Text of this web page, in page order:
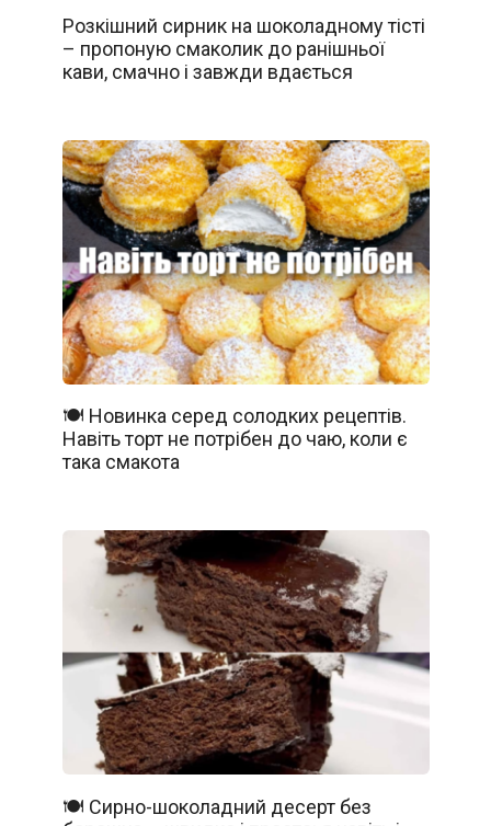
Розкішний сирник на шоколадному тісті
– пропоную смаколик до ранішньої
кави, смачно і завжди вдається
🍽️ Новинка серед солодких рецептів.
Навіть торт не потрібен до чаю, коли є
така смакота
🍽️ Сирно-шоколадний десерт без